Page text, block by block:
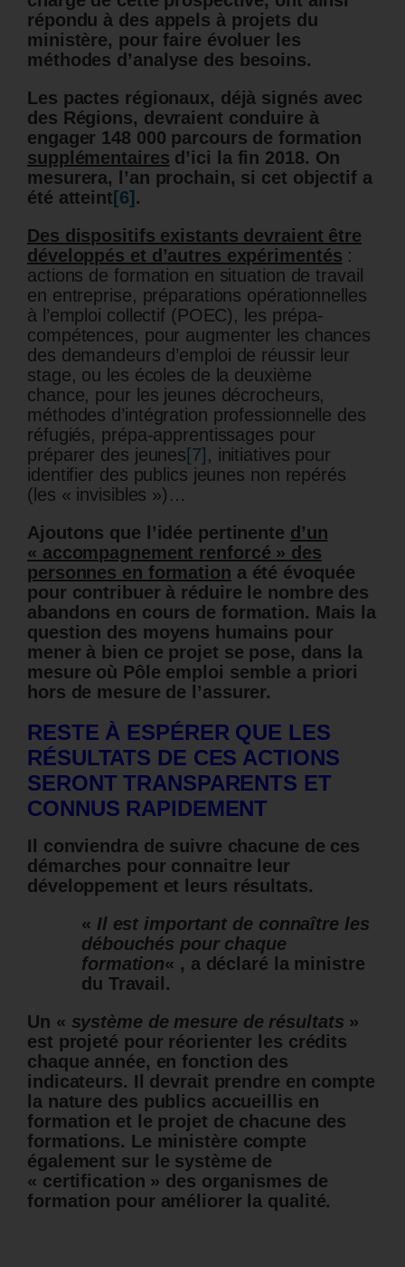
répondu à des appels à projets du
ministère, pour faire évoluer les
méthodes d’analyse des besoins.
Les pactes régionaux, déjà signés avec
des Régions, devraient conduire à
engager 148 000 parcours de formation
supplémentaires d’ici la fin 2018. On
mesurera, l’an prochain, si cet objectif a
été atteint [6] .
Des dispositifs existants devraient être
développés et d’autres expérimentés :
actions de formation en situation de travail
en entreprise, préparations opérationnelles
à l’emploi collectif (POEC), les prépa-
compétences, pour augmenter les chances
des demandeurs d’emploi de réussir leur
stage, ou les écoles de la deuxième
chance, pour les jeunes décrocheurs,
méthodes d’intégration professionnelle des
réfugiés, prépa-apprentissages pour
préparer des jeunes[7] , initiatives pour
identifier des publics jeunes non repérés
(les « invisibles »)…
Ajoutons que l’idée pertinente d’un
« accompagnement renforcé » des
personnes en formation a été évoquée
pour contribuer à réduire le nombre des
abandons en cours de formation. Mais la
question des moyens humains pour
mener à bien ce projet se pose, dans la
mesure où Pôle emploi semble a priori
hors de mesure de l’assurer.
RESTE À ESPÉRER QUE LES
RÉSULTATS DE CES ACTIONS
SERONT TRANSPARENTS ET
CONNUS RAPIDEMENT
Il conviendra de suivre chacune de ces
démarches pour connaitre leur
développement et leurs résultats.
« Il est important de connaître les
débouchés pour chaque
formation« , a déclaré la ministre
du Travail.
Un « système de mesure de résultats »
est projeté pour réorienter les crédits
chaque année, en fonction des
indicateurs. Il devrait prendre en compte
la nature des publics accueillis en
formation et le projet de chacune des
formations. Le ministère compte
également sur le système de
« certification » des organismes de
formation pour améliorer la qualité.